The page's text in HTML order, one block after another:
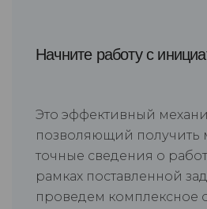
Начните работу с
Это эффективный
позволяющий получить
точные сведения о
рамках поставленной
проведем комплексное